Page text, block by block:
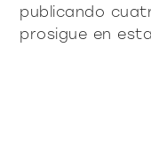
publicando
prosigue en